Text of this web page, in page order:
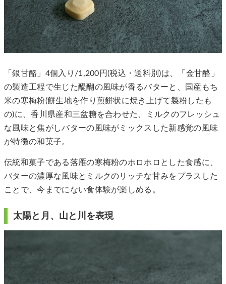
「銀甘酪」4個入り/1,200円(税込・送料別)は、「金甘酪」
の製造工程で生じた醍醐の風味が香るバターと、国産もち
米の寒梅粉(餅生地を作り煎餅状に焼き上げて製粉したも
の)に、香川県産和三盆糖を合わせた、ミルクのフレッシュ
な風味と焦がしバターの風味がミックスした新感覚の風味
が特徴の和菓子。
伝統和菓子である落雁の寒梅粉のホロホロとした食感に、
バターの濃厚な風味とミルクのリッチな甘みをプラスした
ことで、今までにない食体験が楽しめる。
太陽と月、山と川を表現